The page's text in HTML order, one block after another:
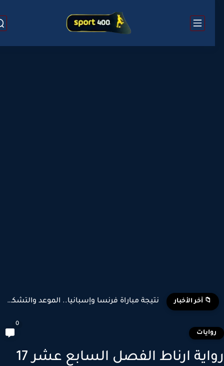
📁 آخر الأخبار تشكيل منتخب إسبانيا وبلجيكا المتوقع في كأس العالم 2026
رواية ارناط الفصل السابع عشر 17